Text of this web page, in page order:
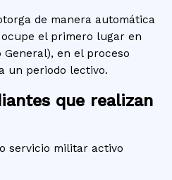
de manera automática
el primero lugar en
en el proceso
un periodo lectivo.
que realizan
servicio militar activo